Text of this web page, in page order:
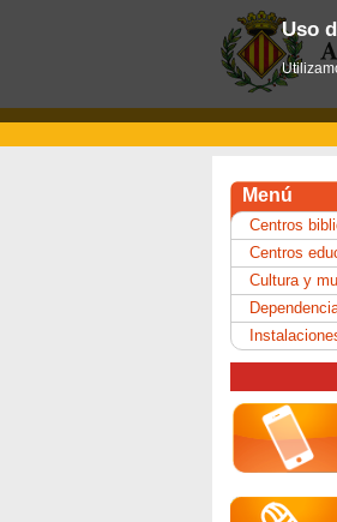
Menú
Centros
Centros
Cultura y
Uso